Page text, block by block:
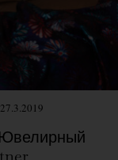
27.3.2019